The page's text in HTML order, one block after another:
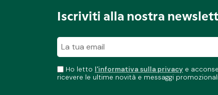
Iscriviti alla nostra
Ho letto l'informativa sulla privacy e
ricevere le ultime novità e messaggi